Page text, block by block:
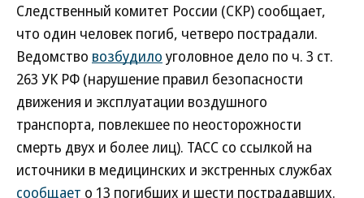
Следственный комитет России (СКР) сообщает,
что один человек погиб, четверо пострадали.
Ведомство возбудило уголовное дело по ч. 3 ст.
263 УК РФ (нарушение правил безопасности
движения и эксплуатации воздушного
транспорта, повлекшее по неосторожности
смерть двух и более лиц). ТАСС со ссылкой на
источники в медицинских и экстренных службах
сообщает о 13 погибших и шести пострадавших.